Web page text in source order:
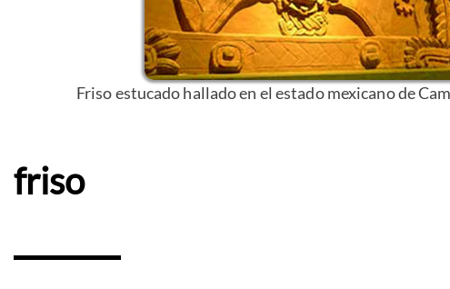
Friso estucado hallado en el estado mexicano de
friso